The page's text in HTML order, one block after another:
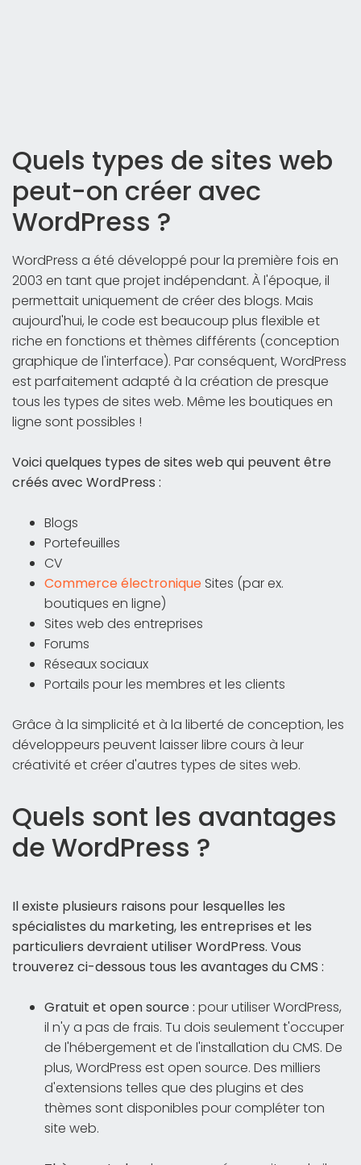
Quels types de sites web
peut-on créer avec
WordPress ?
WordPress a été développé pour la première fois en
2003 en tant que projet indépendant. À l'époque, il
permettait uniquement de créer des blogs. Mais
aujourd'hui, le code est beaucoup plus flexible et
riche en fonctions et thèmes différents (conception
graphique de l'interface). Par conséquent, WordPress
est parfaitement adapté à la création de presque
tous les types de sites web. Même les boutiques en
ligne sont possibles !
Voici quelques types de sites web qui peuvent être
créés avec WordPress :
Blogs
Portefeuilles
CV
Commerce électronique Sites (par ex.
boutiques en ligne)
Sites web des entreprises
Forums
Réseaux sociaux
Portails pour les membres et les clients
Grâce à la simplicité et à la liberté de conception, les
développeurs peuvent laisser libre cours à leur
créativité et créer d'autres types de sites web.
Quels sont les avantages
de WordPress ?
Il existe plusieurs raisons pour lesquelles les
spécialistes du marketing, les entreprises et les
particuliers devraient utiliser WordPress. Vous
trouverez ci-dessous tous les avantages du CMS :
Gratuit et open source : pour utiliser WordPress,
il n'y a pas de frais. Tu dois seulement t'occuper
de l'hébergement et de l'installation du CMS. De
plus, WordPress est open source. Des milliers
d'extensions telles que des plugins et des
thèmes sont disponibles pour compléter ton
site web.